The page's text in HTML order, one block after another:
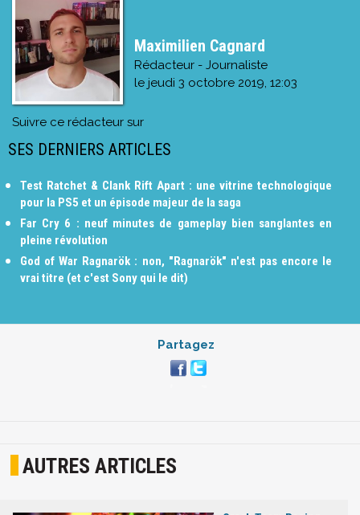
Maximilien Cagnard
Rédacteur - Journaliste
le jeudi 3 octobre 2019, 12:03
Suivre ce rédacteur sur
SES DERNIERS ARTICLES
Test Ratchet & Clank Rift Apart : une vitrine technologique
pour la PS5 et un épisode majeur de la saga
Far Cry 6 : neuf minutes de gameplay bien sanglantes en
pleine révolution
God of War Ragnarök : non, "Ragnarök" n'est pas encore le
vrai titre (et c'est Sony qui le dit)
Partagez
AUTRES ARTICLES